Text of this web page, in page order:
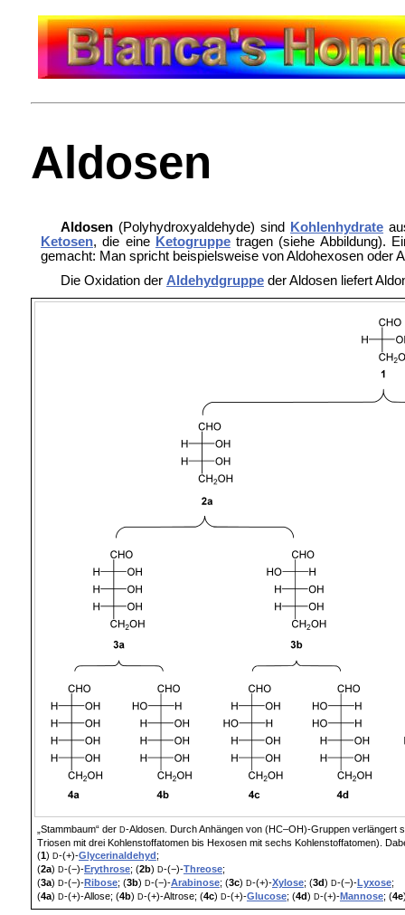
Aldosen
Aldosen(Polyhydroxyaldehyde) sind Kohlenhydrate
Ketosen, die eine Ketogruppetragen (siehe Abbildung).
gemacht: Man spricht beispielsweise vonAldohexosen oder
Die Oxidation der Aldehydgruppeder Aldosen liefert
„Stammbaum“ der D-Aldosen. Durch Anhängen von (HC–OH)-Gruppen
Triosen mit drei Kohlenstoffatomen bis Hexosen mit sechs Kohlenstoffatomen).
(1) D-(+)-Glycerinaldehyd;
(2a) D-(−)-Erythrose; (2b) D-(−)-Threose;
(3a) D-(−)-Ribose; (3b) D-(−)-Arabinose; (3c) D-(+)-Xylose; (3d) D-(−)-Lyxose;
(4a) D-(+)-Allose; (4b) D-(+)-Altrose; (4c) D-(+)-Glucose; (4d) D-(+)-Mannose; (4e